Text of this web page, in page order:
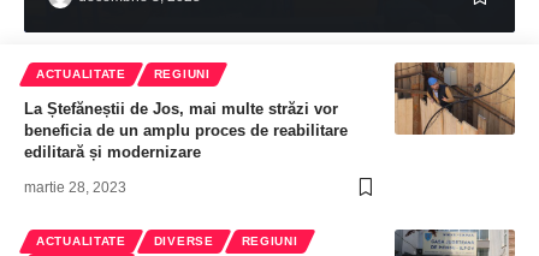
ACTUALITATE REGIUNI
La Ștefăneștii de Jos, mai multe străzi vor
beneficia de un amplu proces de reabilitare
edilitară și modernizare
martie 28, 2023
ACTUALITATE DIVERSE
REGIUNI